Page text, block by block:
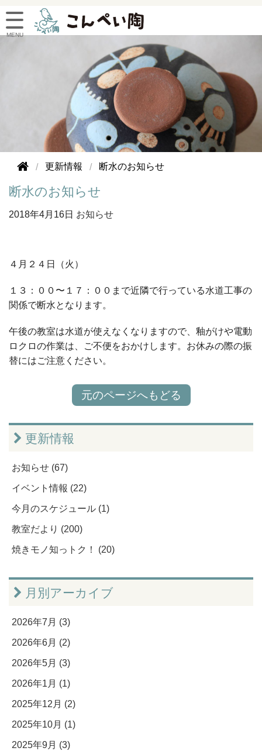
更新情報 断水のお知らせ
断水のお知らせ
2018年4月16日 お知らせ
４月２４日（火）
１３：００〜１７：００まで近隣で行っている水道工事の
関係で断水となります。
午後の教室は水道が使えなくなりますので、釉がけや電動
ロクロの作業は、ご不便をおかけします。お休みの際の振
替にはご注意ください。
元のページへもどる
更新情報
お知らせ (67)
イベント情報 (22)
今月のスケジュール (1)
教室だより (200)
焼きモノ知っトク！ (20)
月別アーカイブ
2026年7月 (3)
2026年6月 (2)
2026年5月 (3)
2026年1月 (1)
2025年12月 (2)
2025年10月 (1)
2025年9月 (3)